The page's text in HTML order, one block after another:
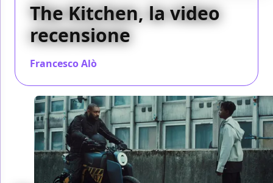
The Kitchen, la video
recensione
Francesco Alò